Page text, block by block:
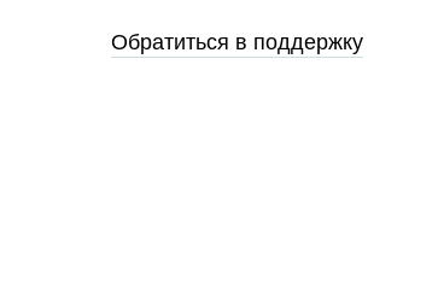
Обратиться в поддержку